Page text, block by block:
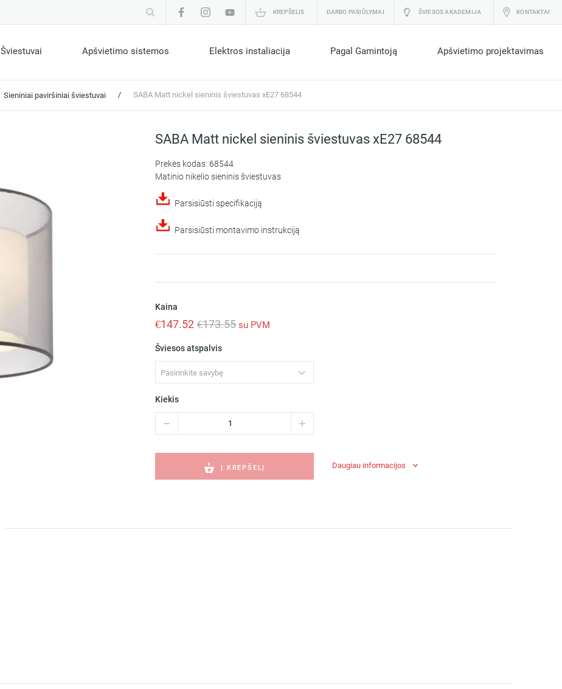
KREPŠELIS DARBO PASIŪLYMAI ŠVIESOS AKADEMIJA KONTAKTAI
Šviestuvai Apšvietimo sistemos Elektros instaliacija Pagal Gamintoją Apšvietimo projektavimas
Sieniniai paviršiniai šviestuvai / SABA Matt nickel sieninis šviestuvas xE27 68544
SABA Matt nickel sieninis šviestuvas xE27 68544
Prekės kodas: 68544
Matinio nikelio sieninis šviestuvas
Parsisiūsti specifikaciją
Parsisiūsti montavimo instrukciją
Kaina
€147.52 €173.55 su PVM
Šviesos atspalvis
Pasirinkite savybę
Kiekis
Matt
sieninis
Į KREPŠELĮ Daugiau informacijos